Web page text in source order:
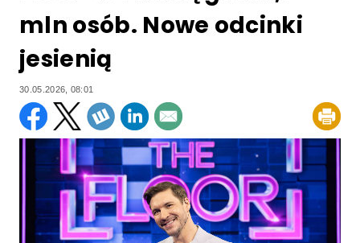
mln osób. Nowe odcinki
jesienią
30.05.2026, 08:01